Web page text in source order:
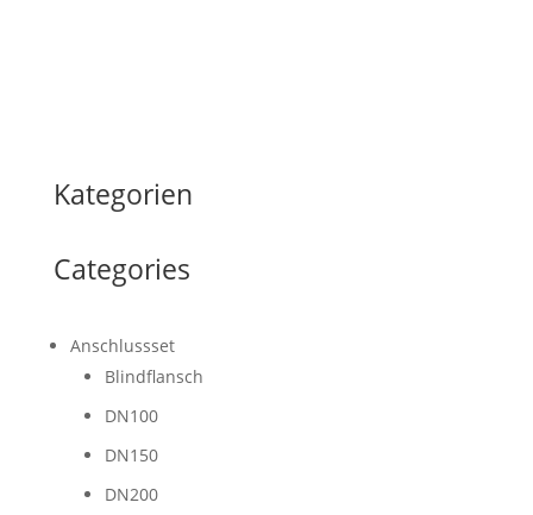
Kategorien
Categories
Anschlussset
Blindflansch
DN100
DN150
DN200